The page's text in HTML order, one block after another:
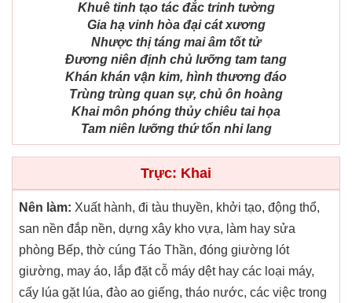
Khuê tinh tạo tác đắc trinh tường
Gia hạ vinh hòa đại cát xương
Nhược thị táng mai âm tốt tử
Đương niên định chủ lưỡng tam tang
Khán khán vận kim, hình thương đáo
Trùng trùng quan sự, chủ ôn hoàng
Khai môn phóng thủy chiêu tai họa
Tam niên lưỡng thứ tổn nhi lang
Trực: Khai
Nên làm: Xuất hành, đi tàu thuyền, khởi tạo, động thổ,
san nền đắp nền, dựng xây kho vựa, làm hay sửa
phòng Bếp, thờ cúng Táo Thần, đóng giường lót
giường, may áo, lắp đặt cỗ máy dệt hay các loại máy,
cấy lúa gặt lúa, đào ao giếng, tháo nước, các việc trong